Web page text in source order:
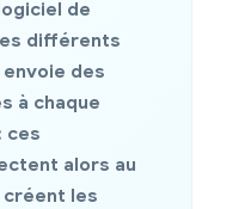
de
différents
des
à chaque
ces
alors au
les